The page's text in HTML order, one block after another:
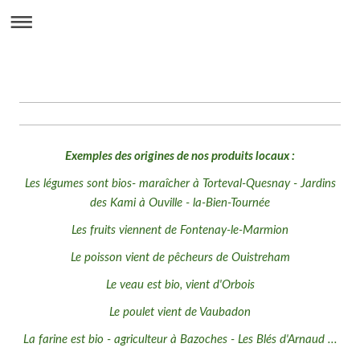
Exemples des origines de nos produits locaux :
Les légumes sont bios- maraîcher à Torteval-Quesnay - Jardins
des Kami à Ouville - la-Bien-Tournée
Les fruits viennent de Fontenay-le-Marmion
Le poisson vient de pêcheurs de Ouistreham
Le veau est bio, vient d'Orbois
Le poulet vient de Vaubadon
La farine est bio - agriculteur à Bazoches - LesBlés d'Arnaud ...